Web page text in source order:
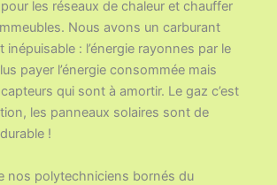
pour les réseaux de chaleur et chauffer
Nous avons un carburant
inépuisable : l’énergie rayonnes par le
payer l’énergie consommée mais
qui sont à amortir. Le gaz c’est
les panneaux solaires sont de
!
nos polytechniciens bornés du